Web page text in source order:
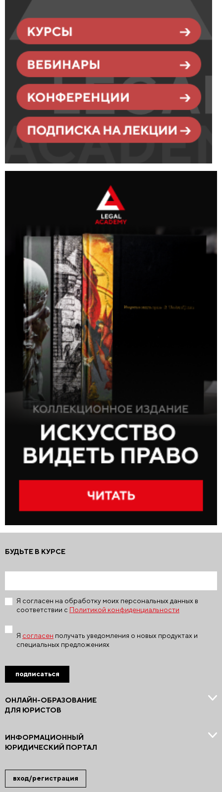
вход/регистрация
ОНЛАЙН-ОБРАЗОВАНИЕ
ДЛЯ ЮРИСТОВ
ИНФОРМАЦИОННЫЙ
ЮРИДИЧЕСКИЙ ПОРТАЛ
БУДЬТЕ В КУРСЕ
Я согласен на обработку моих персональных данных в
соответствии с Политикой конфиденциальности
Я согласен получать уведомления о новых продуктах и
специальных предложениях
подписаться